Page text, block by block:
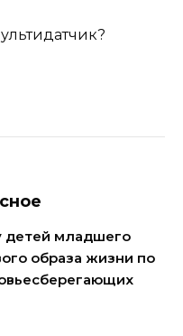
детей младшего
образа жизни по